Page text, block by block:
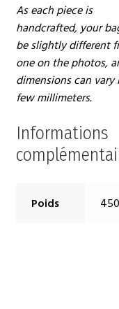
As each piece is
handcrafted, your
be slightly different
one on the photos,
dimensions can vary
few millimeters.
Informations
Poids